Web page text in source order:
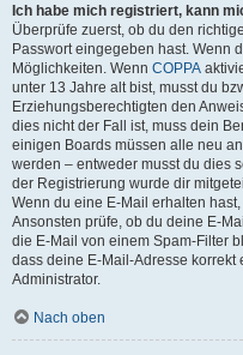
Ich habe mich registriert, kann
Überprüfe zuerst, ob du den
Passwort eingegeben hast. Wenn
Möglichkeiten. Wenn COPPA
unter 13 Jahre alt bist, musst du
Erziehungsberechtigten den
dies nicht der Fall ist, muss dein
einigen Boards müssen alle neu
werden – entweder musst du dies
der Registrierung wurde dir
Wenn du eine E-Mail erhalten
Ansonsten prüfe, ob du deine E-
die E-Mail von einem Spam-Filter
dass deine E-Mail-Adresse
Administrator.
Nach oben